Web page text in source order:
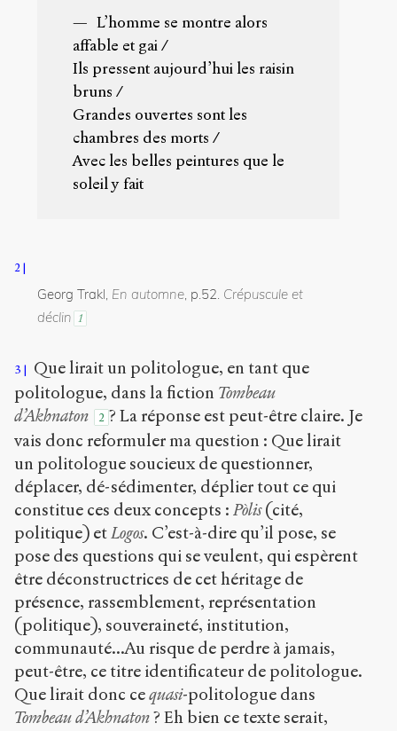
référence
Chicago
Bibtex
Creative
Commons
Attribution-
NonCommercial-
ShareAlike 4.0
International
(CC BY-NC-SA
4.0) Sens-Public,
2008
Accéder
à la
version
PDF
L’homme se montre alors
affable et gai /
Ils pressent aujourd’hui les raisin
bruns /
Grandes ouvertes sont les
chambres des morts /
Avec les belles peintures que le
soleil y fait
2
Georg Trakl, En automne, p.52. Crépuscule et
déclin 1
3
Que lirait un politologue, en tant que
politologue, dans la fiction Tombeau
d’Akhnaton
2 ? La réponse est peut-être claire. Je
vais donc reformuler ma question : Que lirait
un politologue soucieux de questionner,
déplacer, dé-sédimenter, déplier tout ce qui
constitue ces deux concepts : Pòlis(cité,
politique) etLogos. C’est-à-dire qu’il pose, se
pose des questions qui se veulent, qui espèrent
être déconstructrices de cet héritage de
présence, rassemblement, représentation
(politique), souveraineté, institution,
communauté...Au risque de perdre à jamais,
peut-être, ce titre identificateur de politologue.
Que lirait donc cequasi-politologue dans
Tombeau d’Akhnaton? Eh bien ce texte serait,